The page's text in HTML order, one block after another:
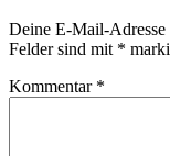
Deine E-Mail-
Felder sind mit *
Kommentar *